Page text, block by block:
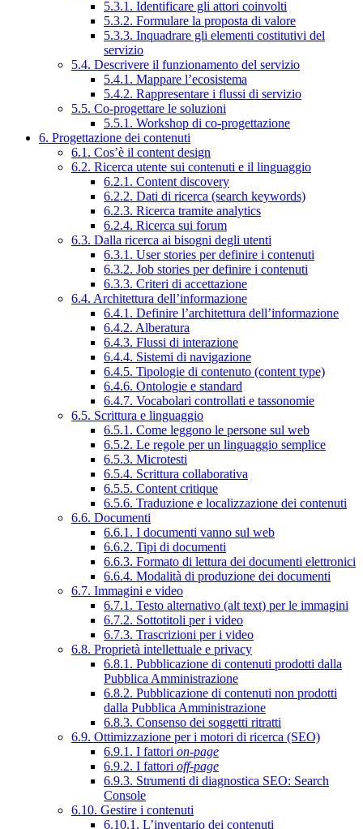
5.3.1. Identificare gli attori coinvolti
5.3.2. Formulare la proposta di valore
5.3.3. Inquadrare gli elementi costitutivi del
servizio
5.4. Descrivere il funzionamento del servizio
5.4.1. Mappare l’ecosistema
5.4.2. Rappresentare i flussi di servizio
5.5. Co-progettare le soluzioni
5.5.1. Workshop di co-progettazione
6. Progettazione dei contenuti
6.1. Cos’è il content design
6.2. Ricerca utente sui contenuti e il linguaggio
6.2.1. Content discovery
6.2.2. Dati di ricerca (search keywords)
6.2.3. Ricerca tramite analytics
6.2.4. Ricerca sui forum
6.3. Dalla ricerca ai bisogni degli utenti
6.3.1. User stories per definire i contenuti
6.3.2. Job stories per definire i contenuti
6.3.3. Criteri di accettazione
6.4. Architettura dell’informazione
6.4.1. Definire l’architettura dell’informazione
6.4.2. Alberatura
6.4.3. Flussi di interazione
6.4.4. Sistemi di navigazione
6.4.5. Tipologie di contenuto (content type)
6.4.6. Ontologie e standard
6.4.7. Vocabolari controllati e tassonomie
6.5. Scrittura e linguaggio
6.5.1. Come leggono le persone sul web
6.5.2. Le regole per un linguaggio semplice
6.5.3. Microtesti
6.5.4. Scrittura collaborativa
6.5.5. Content critique
6.5.6. Traduzione e localizzazione dei contenuti
6.6. Documenti
6.6.1. I documenti vanno sul web
6.6.2. Tipi di documenti
6.6.3. Formato di lettura dei documenti elettronici
6.6.4. Modalità di produzione dei documenti
6.7. Immagini e video
6.7.1. Testo alternativo (alt text) per le immagini
6.7.2. Sottotitoli per i video
6.7.3. Trascrizioni per i video
6.8. Proprietà intellettuale e privacy
6.8.1. Pubblicazione di contenuti prodotti dalla
Pubblica Amministrazione
6.8.2. Pubblicazione di contenuti non prodotti
dalla Pubblica Amministrazione
6.8.3. Consenso dei soggetti ritratti
6.9. Ottimizzazione per i motori di ricerca (SEO)
6.9.1. I fattori on-page
6.9.2. I fattori off-page
6.9.3. Strumenti di diagnostica SEO: Search
Console
6.10. Gestire i contenuti
6.10.1. L’inventario dei contenuti